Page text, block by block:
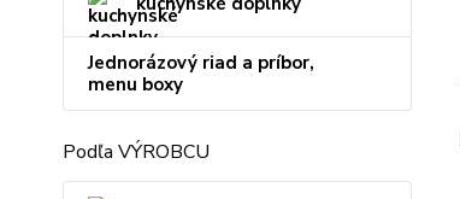
Jednorázový riad a príbor,
menu boxy
Podľa VÝROBCU